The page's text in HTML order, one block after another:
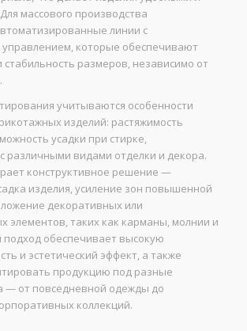
массового производства
линии с
которые обеспечивают
стабильность размеров, независимо от
учитываются особенности
изделий: растяжимость
усадки при стирке,
различными видами отделки и декора.
конструктивное решение —
изделия, усиление зон повышенной
декоративных или
элементов, таких как карманы, молнии и
обеспечивает высокую
и эстетический эффект, а также
продукцию под разные
— от повседневной одежды до
коллекций.